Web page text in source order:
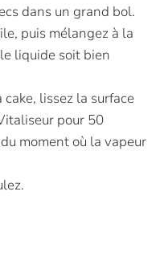
dans un grand bol.
puis mélangez à la
liquide soit bien
lissez la surface
pour 50
moment où la vapeur